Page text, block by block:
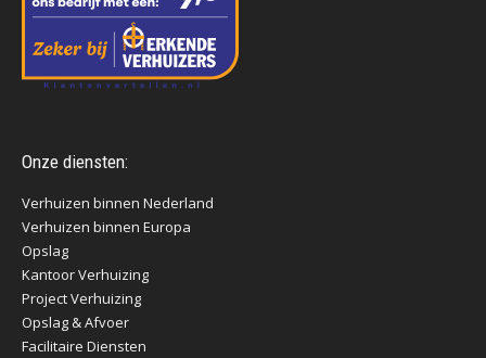
Onze diensten:
Verhuizen binnen Nederland
Verhuizen binnen Europa
Opslag
Kantoor Verhuizing
Project Verhuizing
Opslag & Afvoer
Facilitaire Diensten